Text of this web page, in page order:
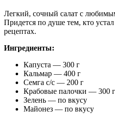
Легкий, сочный салат с
Придется по душе тем, кто
рецептах.
Ингредиенты:
Капуста — 300 г
Кальмар — 400 г
Семга с/с — 200 г
Крабовые палочки — 300 г
Зелень — по вкусу
Майонез — по вкусу